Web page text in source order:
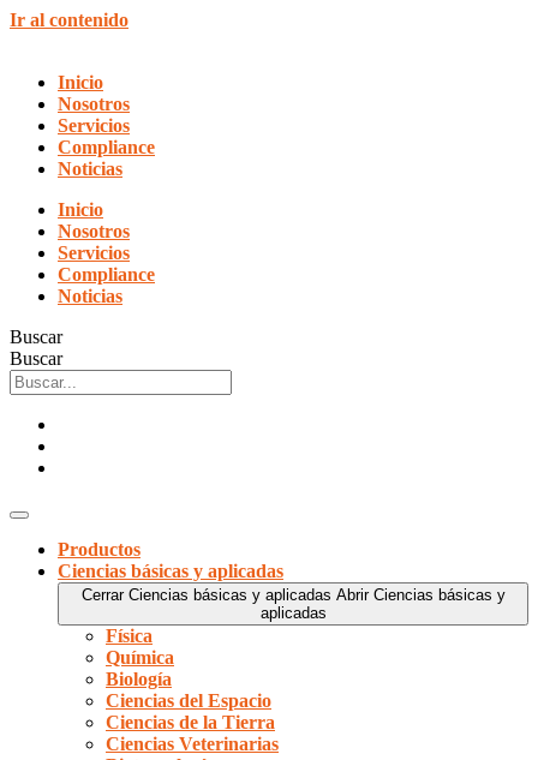
Ir al contenido
Inicio
Nosotros
Servicios
Compliance
Noticias
Inicio
Nosotros
Servicios
Compliance
Noticias
Buscar
Buscar
Productos
Ciencias básicas y aplicadas
Cerrar Ciencias básicas y aplicadas Abrir Ciencias básicas y
aplicadas
Física
Química
Biología
Ciencias del Espacio
Ciencias de la Tierra
Ciencias Veterinarias